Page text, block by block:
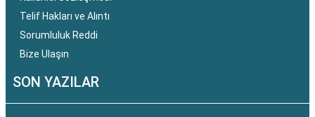
Telif Hakları ve Alıntı
Sorumluluk Reddi
Bize Ulaşın
SON YAZILAR